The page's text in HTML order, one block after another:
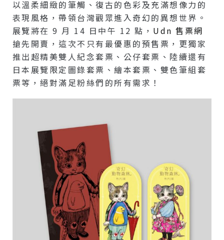
以溫柔細緻的筆觸、復古的色彩及充滿想像力的
表現風格，帶領台灣觀眾進入奇幻的異想世界。
展覽將在 9 月 14 日中午 12 點， Udn 售票網
搶先開賣，這次不只有最優惠的預售票，更獨家
推出超精美雙人紀念套票、公仔套票、陸續還有
日本展覽限定圖錄套票、繪本套票、雙色筆組套
票等，絕對滿足粉絲們的所有需求！